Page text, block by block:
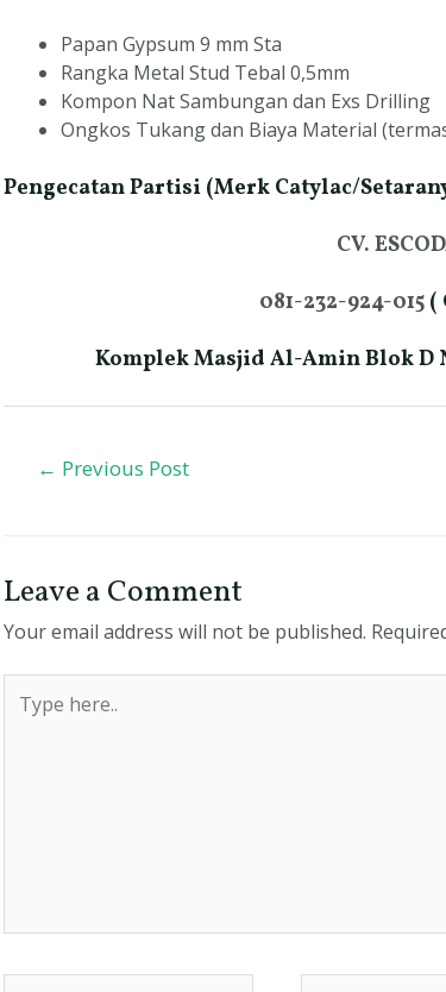
Papan Gypsum 9 mm Sta
Rangka Metal Stud Tebal 0,5mm
Kompon Nat Sambungan dan Exs Drilling
Ongkos Tukang dan Biaya Material
Pengecatan Partisi (Merk Catylac/
CV.
081-232-924-015(
Komplek Masjid Al-Amin Blok D
← Previous Post
Leave a Comment
Your email address will not be published.
here..